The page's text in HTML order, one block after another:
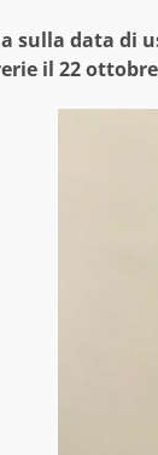
sulla data di
il 22